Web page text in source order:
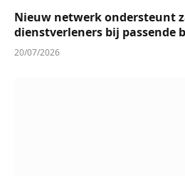
Nieuw netwerk ondersteunt
dienstverleners bij passende
20/07/2026